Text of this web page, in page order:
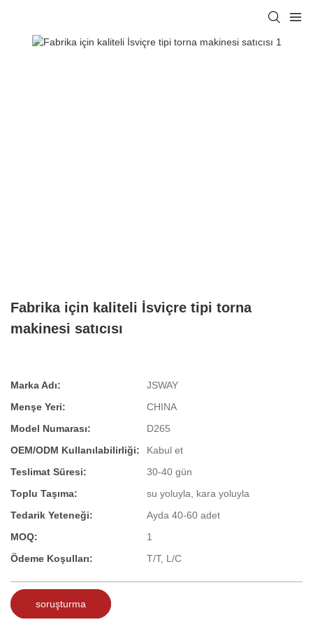
Fabrika için kaliteli İsviçre tipi torna
makinesi satıcısı
Marka Adı:
JSWAY
Menşe Yeri:
CHINA
Model Numarası:
D265
OEM/ODM Kullanılabilirliği:
Kabul et
Teslimat Süresi:
30-40 gün
Toplu Taşıma:
su yoluyla, kara yoluyla
Tedarik Yeteneği:
Ayda 40-60 adet
MOQ:
1
Ödeme Koşulları:
T/T, L/C
soruşturma